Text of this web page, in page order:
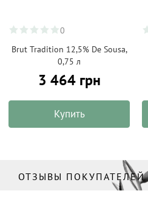
0
Brut Tradition 12,5% De Sousa,
0,75 л
3 464 грн
Купить
ОТЗЫВЫ ПОКУПАТЕЛЕЙ